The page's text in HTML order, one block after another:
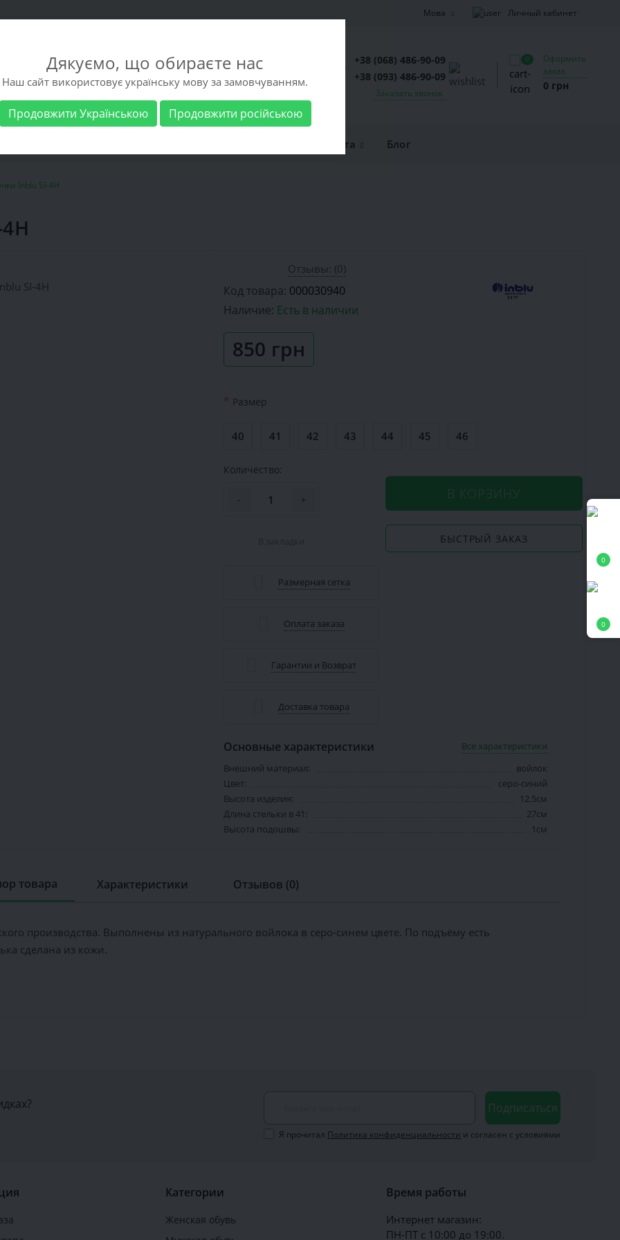
0
0
Мова Личный кабинет
+38 (068) 486-90-09
+38 (093) 486-90-09
Заказать звонок
0
Оформить
заказ
0 грн
Доставка и оплата Блог
Inblu SI-4H
Отзывы: (0)
Код товара: 000030940
Наличие: Есть в наличии
850 грн
* Размер
40 41 42 43 44 45 46
Количество:
- + В КОРЗИНУ
БЫСТРЫЙ ЗАКАЗ
Размерная сетка
Оплата заказа
Гарантии и Возврат
Доставка товара
Основные характеристики
Все характеристики
Внешний материал:
войлок
Цвет:
серо-синий
Высота изделия:
12,5см
Длина стельки в 41:
27см
Высота подошвы:
1см
товара Характеристики Отзывов (0)
производства. Выполнены из натурального войлока в серо-синем цвете. По подъёму есть
сделана из кожи.
Подписаться
Я прочитал Политика конфиденциальности и согласен с условиями
Категории
Женская обувь
Время работы
Интернет магазин:
ПН-ПТ с 10:00 до 19:00.
Дякуємо, що обираєте нас
Наш сайт використовує українську мову за замовчуванням.
Продовжити Українською Продовжити російською